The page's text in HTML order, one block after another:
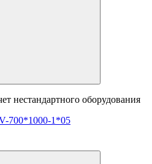
нестандартного оборудования
700*1000-1*05